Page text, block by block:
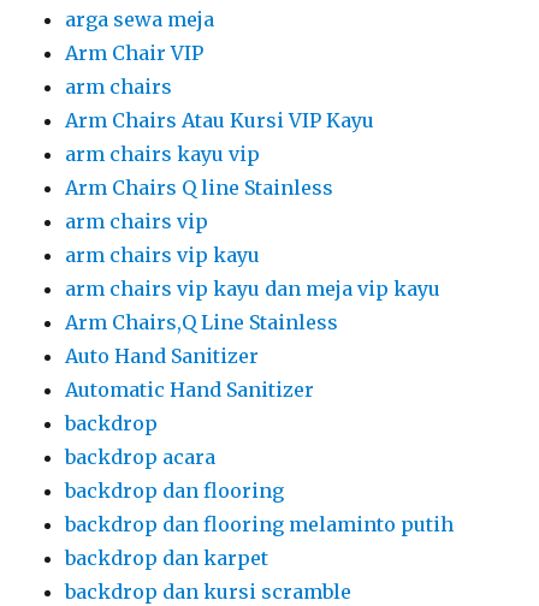
arga sewa meja
Arm Chair VIP
arm chairs
Arm Chairs Atau Kursi VIP Kayu
arm chairs kayu vip
Arm Chairs Q line Stainless
arm chairs vip
arm chairs vip kayu
arm chairs vip kayu dan meja vip kayu
Arm Chairs,Q Line Stainless
Auto Hand Sanitizer
Automatic Hand Sanitizer
backdrop
backdrop acara
backdrop dan flooring
backdrop dan flooring melaminto putih
backdrop dan karpet
backdrop dan kursi scramble